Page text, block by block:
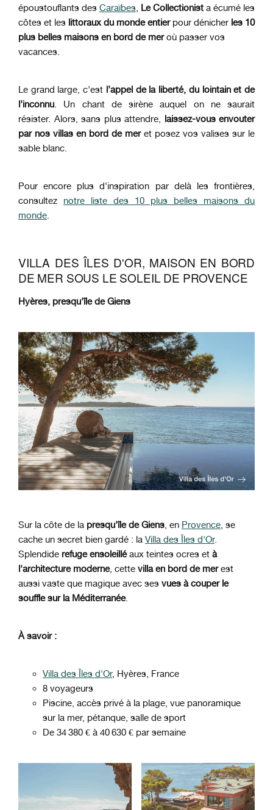
époustouflants des Caraïbes, LeCollectionist a écumé les
côtes et les littoraux du monde entierpour dénicher les 10
plus belles maisons en bord de meroù passer vos
vacances.
Le grand large, c'est l’appel de la liberté, du lointain et de
l’inconnu.
Un chant de sirène auquel on ne saurait
résister. Alors, sans plus attendre, laissez-vous envouter
par nos villas en bord de meret posez vos valises sur le
sable blanc.
Pour encore plus d'inspiration par delà les frontières,
consultez notre liste des 10 plus belles maisons du
monde.
VILLA DES ÎLES D'OR, MAISON EN BORD
DE MER SOUS LE SOLEIL DE PROVENCE
Hyères, presqu'île de Giens
Sur la côte de la presqu'île de Giens, en Provence, se
cache un secret bien gardé : la Villa des Îles d'Or.
Splendide refuge ensoleilléaux teintes ocres et à
l'architecture moderne, cette villa en bord de merest
aussi vaste que magique avec ses vues à couper le
souffle sur la Méditerranée.
À savoir :
Villa des Îles d'Or, Hyères, France
8 voyageurs
Piscine, accès privé à la plage, vue panoramique
sur la mer, pétanque, salle de sport
De 34 380 € à 40 630 € par semaine